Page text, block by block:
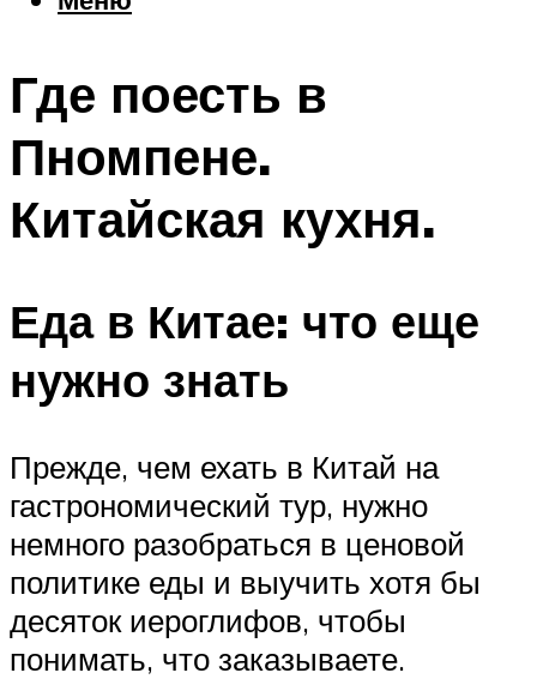
Шоппинг
Что посетить
Меню
Где поесть в
Пномпене.
Китайская кухня.
Еда в Китае: что еще
нужно знать
Прежде, чем ехать в Китай на
гастрономический тур, нужно
немного разобраться в ценовой
политике еды и выучить хотя бы
десяток иероглифов, чтобы
понимать, что заказываете.